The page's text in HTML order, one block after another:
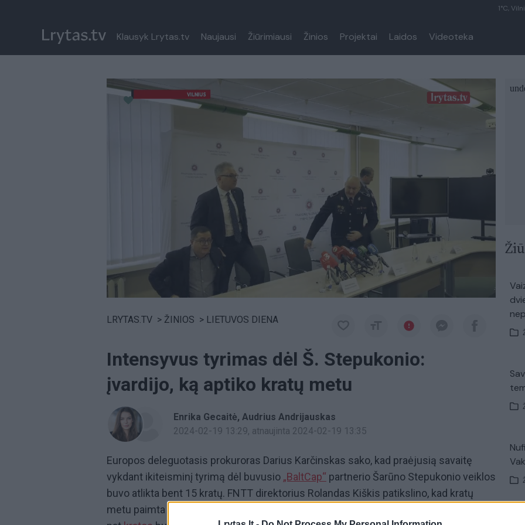
1°C,
Klausyk Lrytas.tv Naujausi Žiūrimiausi Žinios Projektai Laidos Videoteka
Paremkite Ukrainą
LRYTAS.TV > ŽINIOS > LIETUVOS DIENA
Intensyvus tyrimas dėl Š. Stepukonio:
įvardijo, ką aptiko kratų metu
Enrika Gecaitė Audrius Andrijauskas
2024-02-19 13:29, atnaujinta 2024-02-19 13:35
Europos deleguotasis prokuroras Darius Karčinskas sako, kad praėjusią savaitę
vykdant ikiteisminį tyrimą dėl buvusio „BaltCap“ partnerio Šarūno Stepukonio veiklos
buvo atlikta bent 15 kratų. FNTT direktorius Rolandas Kiškis patikslino, kad kratų
metu paimta daug laikmenų, informacijos iš serverių. D. Karčinskas pridėjo, kad taip